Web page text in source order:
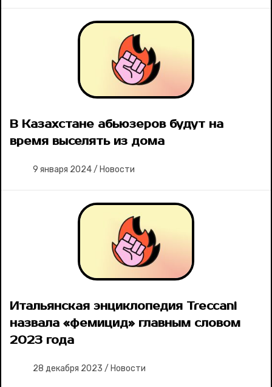
В Казахстане абьюзеров будут на
время выселять из дома
9 января 2024/ Новости
Итальянская энциклопедия Treccani
назвала «фемицид» главным словом
2023 года
28 декабря 2023 / Новости